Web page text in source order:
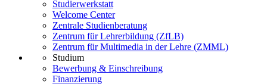
Studierwerkstatt
Welcome Center
Zentrale Studienberatung
Zentrum für Lehrerbildung (ZfLB)
Zentrum für Multimedia in der Lehre (ZMML)
Studium
Bewerbung & Einschreibung
Finanzierung